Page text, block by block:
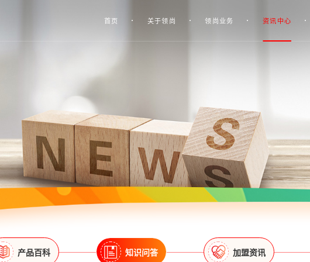
首页 关于领尚 领尚业务 资讯中心
产品百科 知识问答 加盟资讯